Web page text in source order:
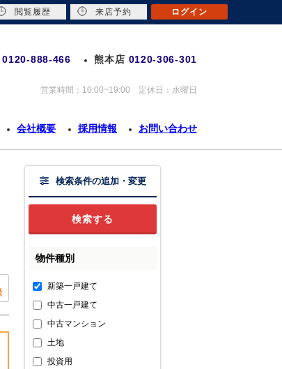
0120-888-466 熊本店 0120-306-301
営業時間：10:00~19:00 定休日：水曜日
会社概要 採用情報 お問い合わせ
検索条件の追加・変更
物件種別
新築一戸建て
中古一戸建て
中古マンション
土地
投資用
閲覧履歴 来店予約 ログイン